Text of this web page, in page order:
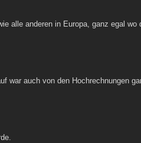
alle anderen in Europa, ganz egal wo
auch von den Hochrechnungen